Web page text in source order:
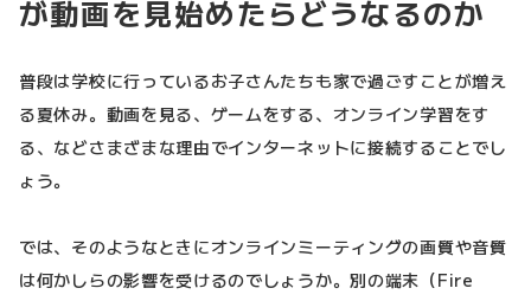
が動画を見始めたらどうなるのか
普段は学校に行っているお子さんたちも家で過ごすことが増え
る夏休み。動画を見る、ゲームをする、オンライン学習をす
る、などさまざまな理由でインターネットに接続することでし
ょう。
では、そのようなときにオンラインミーティングの画質や音質
は何かしらの影響を受けるのでしょうか。別の端末（Fire